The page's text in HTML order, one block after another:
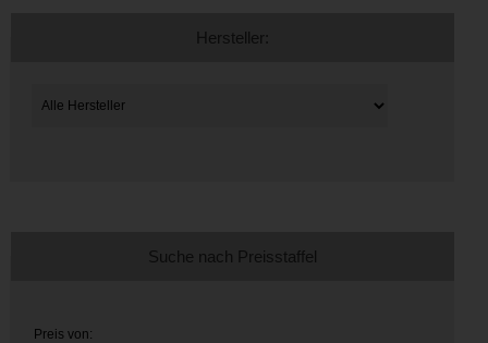
Hersteller:
Suche nach Preisstaffel
Preis von: